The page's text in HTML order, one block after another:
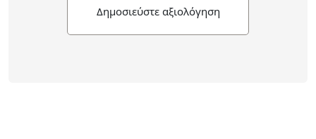
Δημοσιεύστε αξιολόγηση